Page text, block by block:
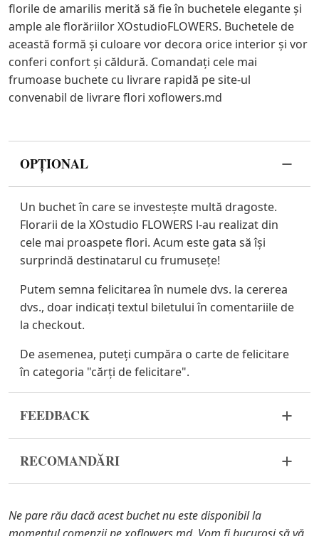
florile de amarilis merită să fie în buchetele elegante și
ample ale florăriilor XOstudioFLOWERS. Buchetele de
această formă și culoare vor decora orice interior și vor
conferi confort și căldură. Comandați cele mai
frumoase buchete cu livrare rapidă pe site-ul
convenabil de livrare flori xoflowers.md
OPȚIONAL
Un buchet în care se investește multă dragoste.
Florarii de la XOstudio FLOWERS l-au realizat din
cele mai proaspete flori. Acum este gata să își
surprindă destinatarul cu frumusețe!
Putem semna felicitarea în numele dvs. la cererea
dvs., doar indicați textul biletului în comentariile de
la checkout.
De asemenea, puteți cumpăra o carte de felicitare
în categoria "cărți de felicitare".
FEEDBACK
buchetul dvs. nu a ajuns în stare corespunzătoare,
vă rugăm să ne contactați pentru a rezolva
În cazul în care oricare dintre părțile componente
RECOMANDĂRI
ambalajul buchetului și tăiați tulpinile cu un
cuțit sau un foarfece de grădină.
Ne pare rău dacă acest buchet nu este disponibil la